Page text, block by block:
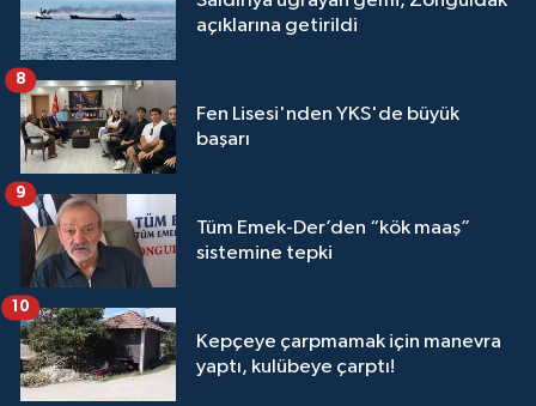
açıklarına getirildi
Fen Lisesi'nden YKS'de büyük
başarı
8
Tüm Emek-Der’den “kök maaş”
sistemine tepki
9
Kepçeye çarpmamak için manevra
yaptı, kulübeye çarptı!
10